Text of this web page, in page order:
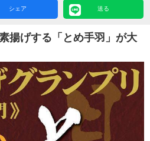
シェア 送る
揚げする「とめ手羽」が大